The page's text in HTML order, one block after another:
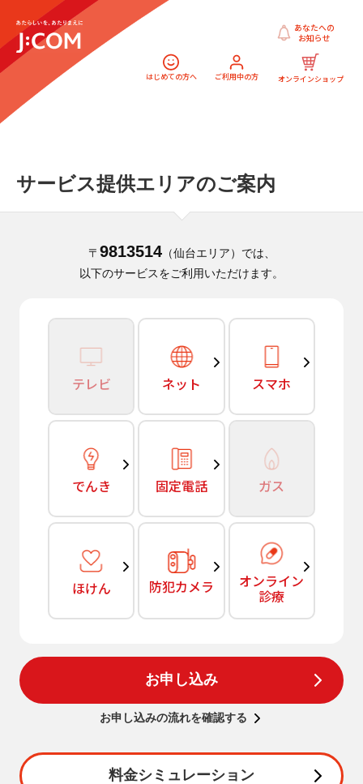
はじめての方へ ご利用中の方 オンラインショップ
あなたへの
お知らせ
サービス提供エリアのご案内
〒 9813514（仙台エリア）では、
以下のサービスをご利用いただけます。
テレビ ネット スマホ
でんき 固定電話 ガス
ほけん 防犯カメラ オンライン
診療
お申し込み
お申し込みの流れを確認する
料金シミュレーション